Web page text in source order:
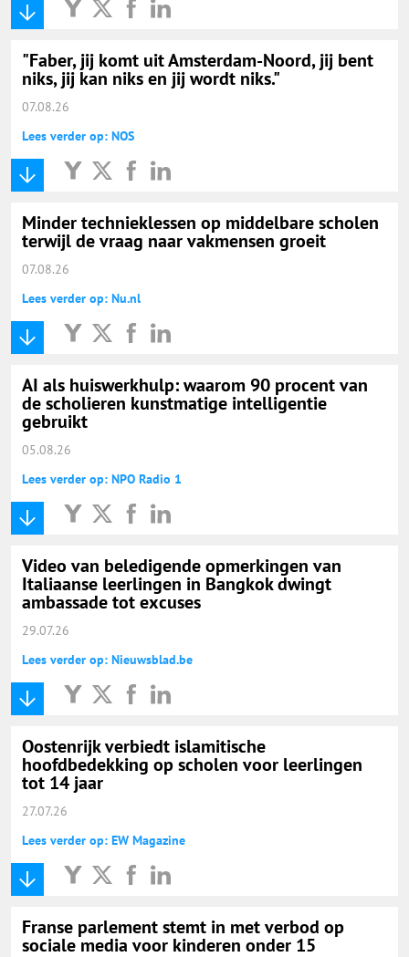
"Faber, jij komt uit Amsterdam-Noord, jij bent
niks, jij kan niks en jij wordt niks."
07.08.26
Lees verder op: NOS
Minder technieklessen op middelbare scholen
terwijl de vraag naar vakmensen groeit
07.08.26
Lees verder op: Nu.nl
AI als huiswerkhulp: waarom 90 procent van
de scholieren kunstmatige intelligentie
gebruikt
05.08.26
Lees verder op: NPO Radio 1
Video van beledigende opmerkingen van
Italiaanse leerlingen in Bangkok dwingt
ambassade tot excuses
29.07.26
Lees verder op: Nieuwsblad.be
Oostenrijk verbiedt islamitische
hoofdbedekking op scholen voor leerlingen
tot 14 jaar
27.07.26
Lees verder op: EW Magazine
Franse parlement stemt in met verbod op
sociale media voor kinderen onder 15